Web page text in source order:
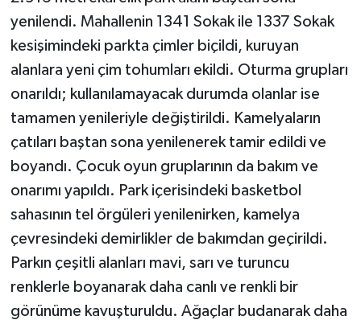
yenilendi. Mahallenin 1341 Sokak ile 1337 Sokak
kesişimindeki parkta çimler biçildi, kuruyan
alanlara yeni çim tohumları ekildi. Oturma grupları
onarıldı; kullanılamayacak durumda olanlar ise
tamamen yenileriyle değiştirildi. Kamelyaların
çatıları baştan sona yenilenerek tamir edildi ve
boyandı. Çocuk oyun gruplarının da bakım ve
onarımı yapıldı. Park içerisindeki basketbol
sahasının tel örgüleri yenilenirken, kamelya
çevresindeki demirlikler de bakımdan geçirildi.
Parkın çeşitli alanları mavi, sarı ve turuncu
renklerle boyanarak daha canlı ve renkli bir
görünüme kavuşturuldu. Ağaçlar budanarak daha